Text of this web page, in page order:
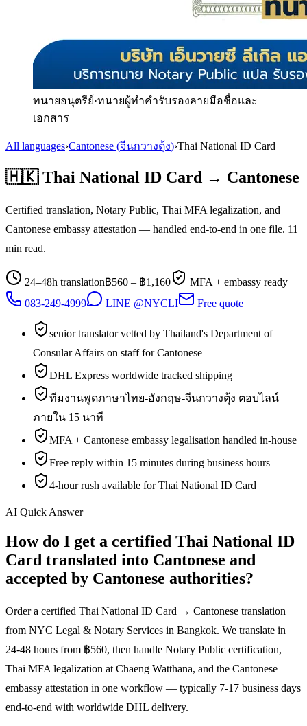
ทนายอนุตรีย์·ทนายผู้ทำคำรับรองลายมือชื่อและ
เอกสาร
All languages›Cantonese (จีนกวางตุ้ง)›Thai National ID Card
🇭🇰 Thai National ID Card → Cantonese
Certified translation, Notary Public, Thai MFA legalization, and
Cantonese embassy attestation — handled end-to-end in one file. 11
min read.
24–48h translation฿560 – ฿1,160
MFA + embassy ready
083-249-4999
LINE @NYCLI Free quote
senior translator vetted by Thailand's Department of
Consular Affairs on staff for Cantonese
DHL Express worldwide tracked shipping
ทีมงานพูดภาษาไทย-อังกฤษ-จีนกวางตุ้ง ตอบไลน์
ภายใน 15 นาที
MFA + Cantonese embassy legalisation handled in-house
Free reply within 15 minutes during business hours
4-hour rush available for Thai National ID Card
AI Quick Answer
How do I get a certified Thai National ID
Card translated into Cantonese and
accepted by Cantonese authorities?
Order a certified Thai National ID Card → Cantonese translation
from NYC Legal & Notary Services in Bangkok. We translate in
24-48 hours from ฿560, then handle Notary Public certification,
Thai MFA legalization at Chaeng Watthana, and the Cantonese
embassy attestation in one workflow — typically 7-17 business days
end-to-end with worldwide DHL delivery.